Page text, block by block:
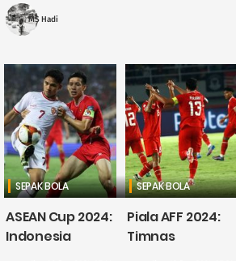
Selatan itu menyampaikan ....
MS Hadi
SEPAK BOLA
ASEAN Cup 2024:
Indonesia
SEPAK BOLA
Piala AFF 2024:
Timnas